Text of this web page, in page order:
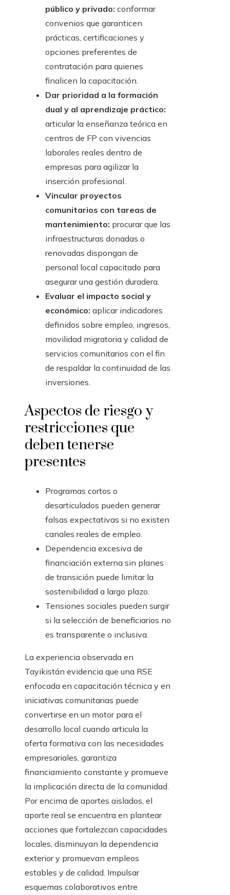
público y privado: conformar
convenios que garanticen
prácticas, certificaciones y
opciones preferentes de
contratación para quienes
finalicen la capacitación.
Dar prioridad a la formación
dual y al aprendizaje práctico:
articular la enseñanza teórica en
centros de FP con vivencias
laborales reales dentro de
empresas para agilizar la
inserción profesional.
Vincular proyectos
comunitarios con tareas de
mantenimiento: procurar que las
infraestructuras donadas o
renovadas dispongan de
personal local capacitado para
asegurar una gestión duradera.
Evaluar el impacto social y
económico: aplicar indicadores
definidos sobre empleo, ingresos,
movilidad migratoria y calidad de
servicios comunitarios con el fin
de respaldar la continuidad de las
inversiones.
Aspectos de riesgo y
restricciones que
deben tenerse
presentes
Programas cortos o
desarticulados pueden generar
falsas expectativas si no existen
canales reales de empleo.
Dependencia excesiva de
financiación externa sin planes
de transición puede limitar la
sostenibilidad a largo plazo.
Tensiones sociales pueden surgir
si la selección de beneficiarios no
es transparente o inclusiva.
La experiencia observada en
Tayikistán evidencia que una RSE
enfocada en capacitación técnica y en
iniciativas comunitarias puede
convertirse en un motor para el
desarrollo local cuando articula la
oferta formativa con las necesidades
empresariales, garantiza
financiamiento constante y promueve
la implicación directa de la comunidad.
Por encima de aportes aislados, el
aporte real se encuentra en plantear
acciones que fortalezcan capacidades
locales, disminuyan la dependencia
exterior y promuevan empleos
estables y de calidad. Impulsar
esquemas colaborativos entre